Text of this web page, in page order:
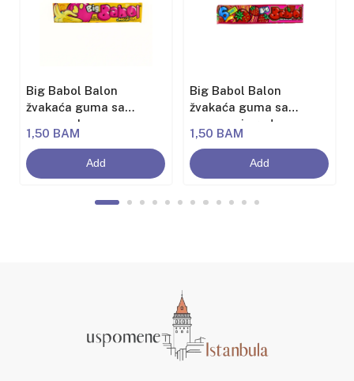
Big Babol Balon
žvakaća guma sa
aromom banane
1,50 BAM
Add
Big Babol Balon
žvakaća guma sa
aromom jagode
1,50 BAM
Add